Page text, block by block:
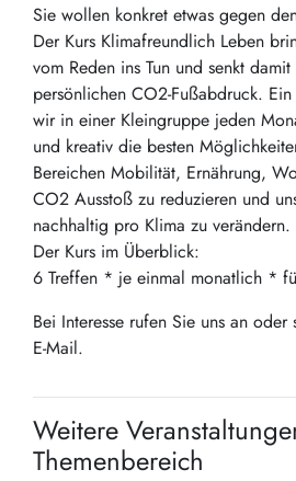
Sie wollen konkret etwas gegen
Der Kurs Klimafreundlich Leben
vom Reden ins Tun und senkt
persönlichen CO2-Fußabdruck.
wir in einer Kleingruppe jeden
und kreativ die besten
Bereichen Mobilität, Ernährung,
CO2 Ausstoß zu reduzieren und
nachhaltig pro Klima zu verändern.
Der Kurs im Überblick:
6 Treffen * je einmal monatlich *
Bei Interesse rufen Sie uns an
E-Mail.
Weitere
Themenbereich